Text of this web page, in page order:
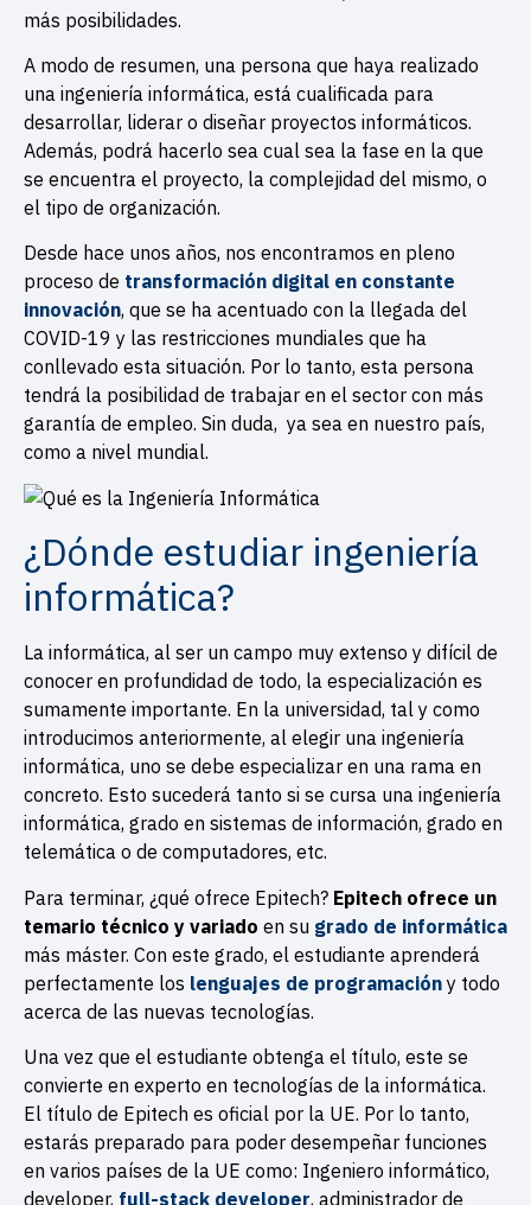
más posibilidades.
A modo de resumen, una persona que haya realizado
una ingeniería informática, está cualificada para
desarrollar, liderar o diseñar proyectos informáticos.
Además, podrá hacerlo sea cual sea la fase en la que
se encuentra el proyecto, la complejidad del mismo, o
el tipo de organización.
Desde hace unos años, nos encontramos en pleno
proceso de transformación digital en constante
innovación, que se ha acentuado con la llegada del
COVID-19 y las restricciones mundiales que ha
conllevado esta situación. Por lo tanto, esta persona
tendrá la posibilidad de trabajar en el sector con más
garantía de empleo. Sin duda, ya sea en nuestro país,
como a nivel mundial.
¿Dónde estudiar ingeniería
informática?
La informática, al ser un campo muy extenso y difícil de
conocer en profundidad de todo, la especialización es
sumamente importante. En la universidad, tal y como
introducimos anteriormente, al elegir una ingeniería
informática, uno se debe especializar en una rama en
concreto. Esto sucederá tanto si se cursa una ingeniería
informática, grado en sistemas de información, grado en
telemática o de computadores, etc.
Para terminar, ¿qué ofrece Epitech? Epitech ofrece un
temario técnico y variado en su grado de informática
más máster. Con este grado, el estudiante aprenderá
perfectamente los lenguajes de programación y todo
acerca de las nuevas tecnologías.
Una vez que el estudiante obtenga el título, este se
convierte en experto en tecnologías de la informática.
El título de Epitech es oficial por la UE. Por lo tanto,
estarás preparado para poder desempeñar funciones
en varios países de la UE como: Ingeniero informático,
developer, full-stack developer, administrador de